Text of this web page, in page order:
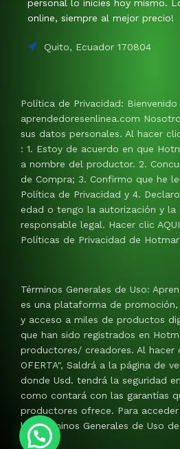
personal lo inicies hoy mismo.
online, siempre al mejor precio!
Quito, Ecuador 170804
Política de Privacidad: Bienvenido
aprendedoresenlinea.com
sus datos personales. Al hacer
: 1. Estoy de acuerdo en que
a nombre del productor. 2.
de Compra; 3. Confirmo que he
Política de Privacidad y 4.
edad o tengo la autorización y la
responsable legal. Hacer clic
Políticas de Privacidad de
Términos Generales de Uso:
es una plataforma de promoción,
y acceso a miles de productos
que han sido registrados en
productores/ creadores. Al hacer
OFERTA", Saldrá a la página de
donde Usd. tendrá la seguridad
como contará con las garantías
productores ofrece. Para
los Términos Generales de Uso
AQUI.